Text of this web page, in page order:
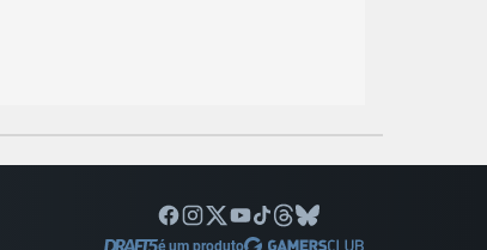
é um produto